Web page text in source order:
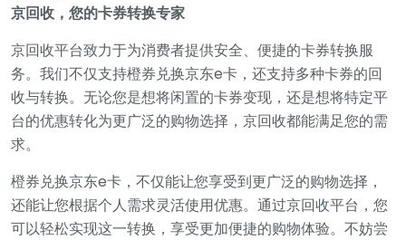
京回收，您的卡券转换专家
京回收平台致力于为消费者提供安全、便捷的卡券转换服
务。我们不仅支持橙券兑换京东e卡，还支持多种卡券的回
收与转换。无论您是想将闲置的卡券变现，还是想将特定平
台的优惠转化为更广泛的购物选择，京回收都能满足您的需
求。
橙券兑换京东e卡，不仅能让您享受到更广泛的购物选择，
还能让您根据个人需求灵活使用优惠。通过京回收平台，您
可以轻松实现这一转换，享受更加便捷的购物体验。不妨尝